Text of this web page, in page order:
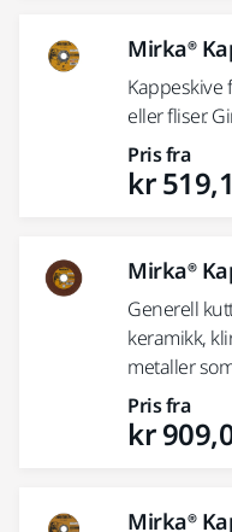
Mirka®
Kappeskive
eller fliser.
Pris fra
kr
Mirka®
Generell
keramikk,
metaller
Pris fra
kr
Mirka®